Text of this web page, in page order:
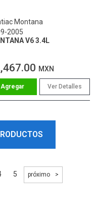
Montana
2005
V6 3.4L
MXN
Ver Detalles
5 próximo